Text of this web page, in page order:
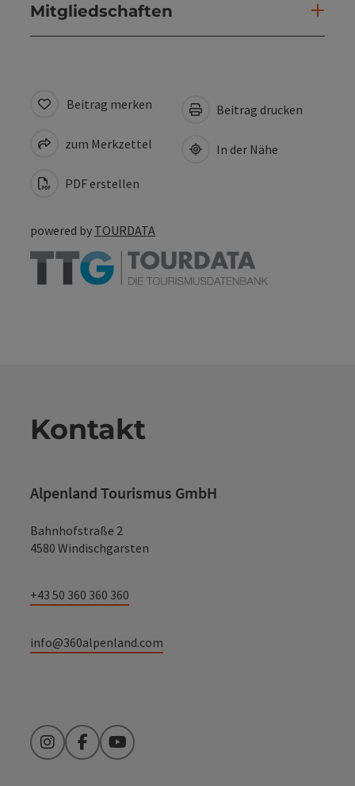
Mitgliedschaften
Beitrag merken
zum Merkzettel
PDF erstellen
Beitrag drucken
In der Nähe
powered by TOURDATA
Kontakt
Alpenland Tourismus GmbH
Bahnhofstraße 2
4580 Windischgarsten
+43 50 360 360 360
info@360alpenland.com
InstagramFacebookYouTube